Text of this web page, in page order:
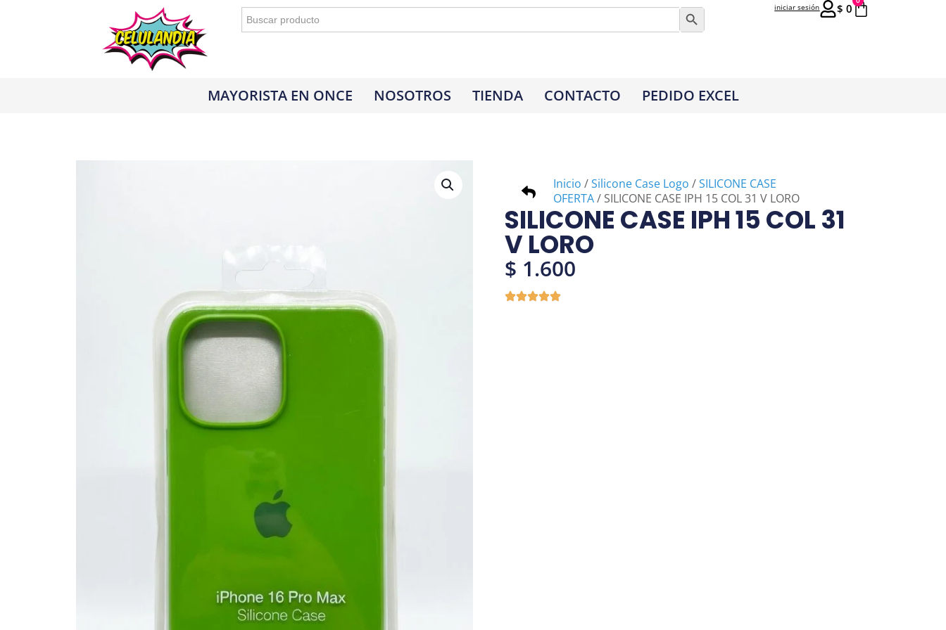
Buscar: Botón de búsqueda
$ 0
iniciar sesión
MAYORISTA EN ONCE NOSOTROS TIENDA CONTACTO PEDIDO EXCEL
Inicio /Silicone Case Logo /SILICONE CASE
OFERTA/ SILICONE CASE IPH 15 COL 31 V LORO
SILICONE CASE IPH 15 COL 31
V LORO
$ 1.600
aceptar para dirigirte a la página de login.